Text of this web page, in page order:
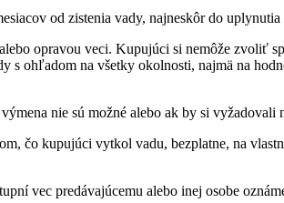
od zistenia vady, najneskôr do uplynutia
opravou veci. Kupujúci si nemôže zvoliť
s ohľadom na všetky okolnosti, najmä na
nie sú možné alebo ak by si
čo kupujúci vytkol vadu, bezplatne, na
vec predávajúcemu alebo inej osobe